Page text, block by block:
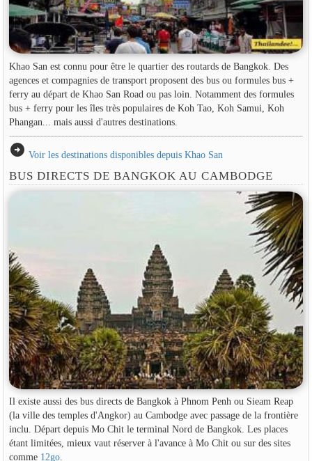
Khao San est connu pour être le quartier des routards de Bangkok. Des
agences et compagnies de transport proposent des bus ou formules bus +
ferry au départ de Khao San Road ou pas loin. Notamment des formules
bus + ferry pour les îles très populaires de Koh Tao, Koh Samui, Koh
Phangan... mais aussi d'autres destinations.
arrow_circle_right Voir les destinations disponibles depuis Khao San
BUS DIRECTS DE BANGKOK AU CAMBODGE
Il existe aussi des bus directs de Bangkok à Phnom Penh ou Sieam Reap
(la ville des temples d'Angkor) au Cambodge avec passage de la frontière
inclu. Départ depuis Mo Chit le terminal Nord de Bangkok. Les places
étant limitées, mieux vaut réserver à l'avance à Mo Chit ou sur des sites
comme 12go.